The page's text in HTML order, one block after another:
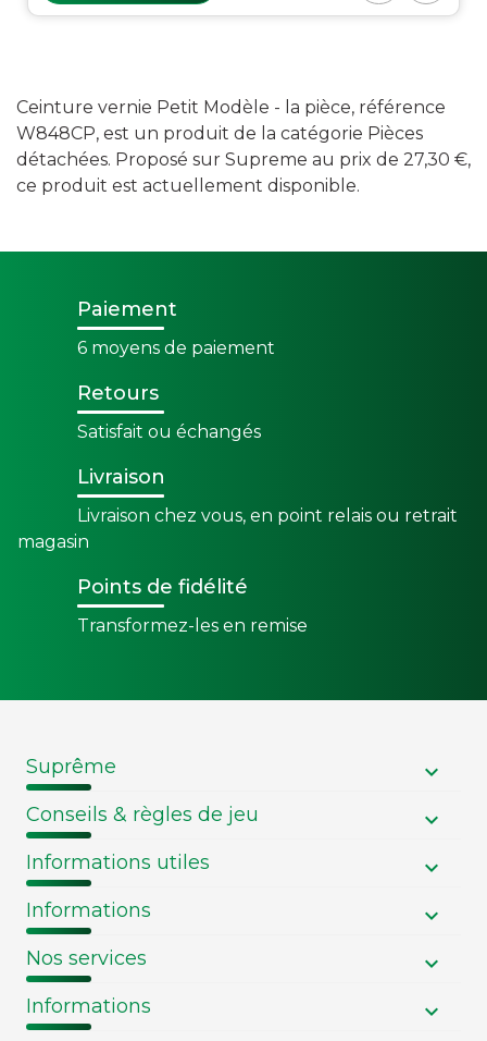
Ceinture vernie Petit Modèle - la pièce, référence
W848CP, est un produit de la catégorie Pièces
détachées. Proposé sur Supreme au prix de 27,30 €,
ce produit est actuellement disponible.
Paiement
6 moyens de paiement
Retours
Satisfait ou échangés
Livraison
Livraison chez vous, en point relais ou retrait
magasin
Points de fidélité
Transformez-les en remise
Suprême
Conseils & règles de jeu
Informations utiles
Informations
Nos services
Informations